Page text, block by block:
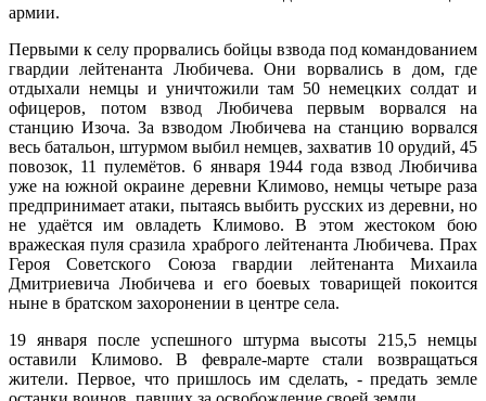
армии.
Первыми к селу прорвались бойцы взвода под командованием
гвардии лейтенанта Любичева. Они ворвались в дом, где
отдыхали немцы и уничтожили там 50 немецких солдат и
офицеров, потом взвод Любичева первым ворвался на
станцию Изоча. За взводом Любичева на станцию ворвался
весь батальон, штурмом выбил немцев, захватив 10 орудий, 45
повозок, 11 пулемётов. 6 января 1944 года взвод Любичива
уже на южной окраине деревни Климово, немцы четыре раза
предпринимает атаки, пытаясь выбить русских из деревни, но
не удаётся им овладеть Климово. В этом жестоком бою
вражеская пуля сразила храброго лейтенанта Любичева. Прах
Героя Советского Союза гвардии лейтенанта Михаила
Дмитриевича Любичева и его боевых товарищей покоится
ныне в братском захоронении в центре села.
19 января после успешного штурма высоты 215,5 немцы
оставили Климово. В феврале-марте стали возвращаться
жители. Первое, что пришлось им сделать, - предать земле